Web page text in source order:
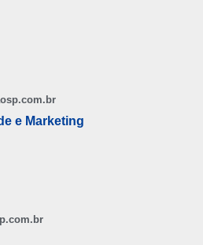
e Marketing